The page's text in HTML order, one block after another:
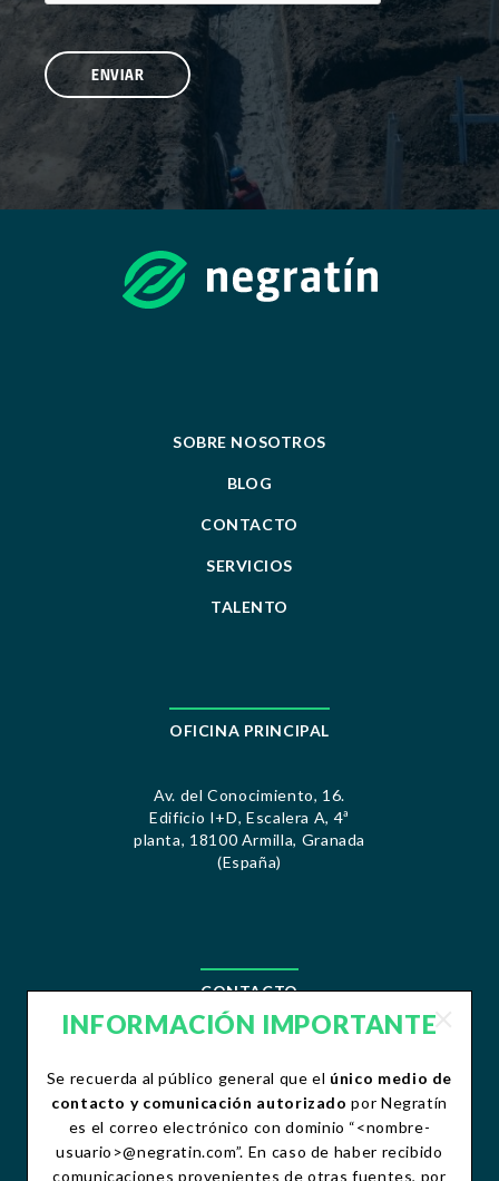
SOBRE NOSOTROS
BLOG
CONTACTO
SERVICIOS
TALENTO
OFICINA PRINCIPAL
Av. del Conocimiento, 16.
Edificio I+D, Escalera A, 4ª
planta, 18100 Armilla, Granada
(España)
CONTACTO
Teléfono:+34 958 490 156
Fax:+34 958 490 507
INFORMACIÓN IMPORTANTE
Se recuerda al público general que el único medio de
contacto y comunicación autorizado por Negratín
es el correo electrónico con dominio “<nombre-
usuario>@negratin.com”. En caso de haber recibido
comunicaciones provenientes de otras fuentes, por